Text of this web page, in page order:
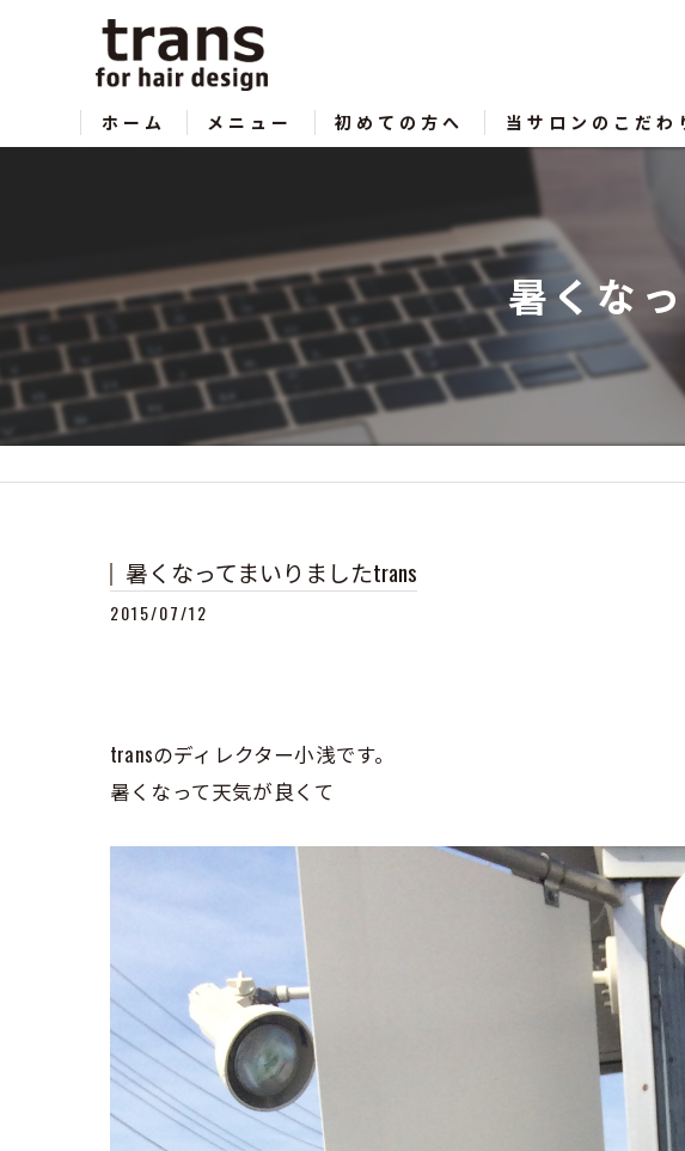
ホーム メニュー 初めての方へ 当サロンのこだわ
ヘッドスパ
メンズ
縮毛矯正
暑くな
暑くなってまいりましたtrans
2015/07/12
transのディレクター小浅です。
暑くなって天気が良くて